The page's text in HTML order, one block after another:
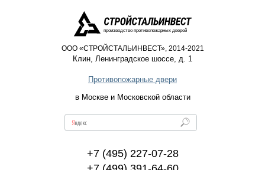
производство противопожарных дверей
ООО «СТРОЙСТАЛЬИНВЕСТ», 2014-2021
Клин Ленинградское шоссе, д. 1
Противопожарные двери
в Москве и Московской области
+7 (495) 227-07-28